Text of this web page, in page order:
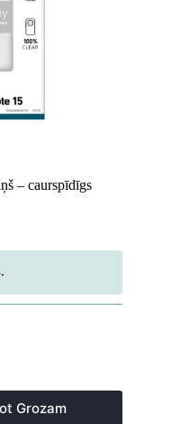
– caurspīdīgs
Grozam